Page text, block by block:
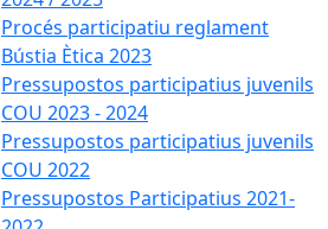
Procés participatiu reglament
Bústia Ètica 2023
Pressupostos participatius juvenils
COU 2023 - 2024
Pressupostos participatius juvenils
COU 2022
Pressupostos Participatius 2021-